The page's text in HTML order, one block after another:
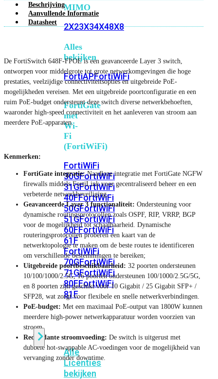
MIMO
2X23X34X48X8
Alles
bekijken
FortiAPFortiWiFi
FortiGate
met
Wi-
Fi
(FortiWiFi)
FortiWiFi
30GFortiWiFi
31GFortiWiFi
40FFortiWiFi
50GFortiWiFi
51GFortiWiFi
60FFortiWiFi
61F
FortiWiFi
70GFortiWiFi
71GFortiWiFi
80FFortiWiFi
81F
Licentie
Alle
Licenties
bekijken
Beschrijving
Aanvullende Informatie
Datasheet
De FortiSwitch 648F-FPOE is een geavanceerde Layer 3 switch,
ontworpen voor middelgrote tot grote netwerkomgevingen die hoge
prestaties, veelzijdige connectiviteitsopties en uitgebreide PoE-
mogelijkheden vereisen. Met een uitgebreide poortconfiguratie en een
ruim PoE-budget ondersteunt deze switch diverse netwerkbehoeften,
waaronder high-speed connectiviteit en het aanleveren van stroom aan
meerdere PoE-apparaten.
Kenmerken:
FortiGate integratie:Naadloze integratie met FortiGate NGFW
firewalls middels FortiLink voor gecentraliseerd beheer en een
verbeterde netwerkbeveiliging.
Geavanceerde Layer 3 functionaliteit: Ondersteuning voor
dynamische routingsprotocollen zoals OSPF, RIP, VRRP, BGP
voor de mogelijkheid tot schaalbaarheid. Dynamische
routeringsprotocollen proberen een kaart van de
netwerktopologie te maken om de beste routes te identificeren
om verschillende bestemmingen te bereiken;
Uitgebreide poortbeschikbaarheid: 32 poorten ondersteunen
10/100/1000/2.5G, 16 poorten ondersteunen 100/1000/2.5G/5G,
en 8 poorten zijn geschikt voor 10 Gigabit / 25 Gigabit SFP+ /
SFP28, wat zorgt voor flexibele en snelle netwerkverbindingen.
PoE-budget: Met een maximaal PoE-output van 1800W kunnen
meerdere high-power netwerkapparatuur worden voorzien van
stroom.
Redundante stroomvoeding: De switch is uitgerust met
dubbele hot-swappable AC-voedingen voor de mogelijkheid van
vervanging zonder downtime.